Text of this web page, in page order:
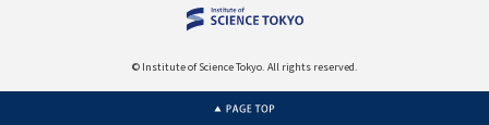
© Institute of Science Tokyo. All rights reserved.